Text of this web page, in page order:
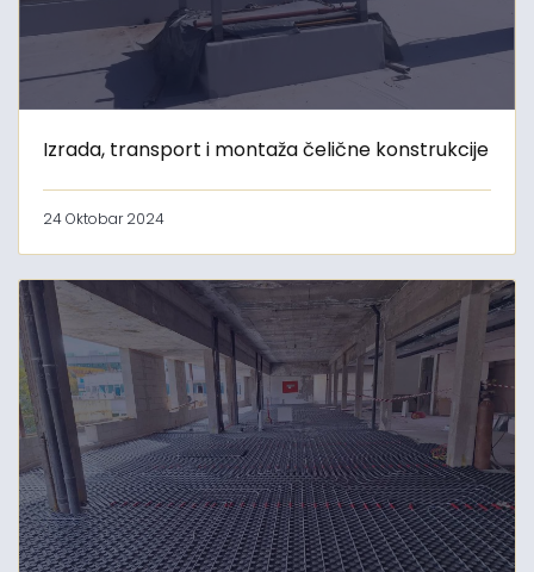
Izrada, transport i montaža čelične konstrukcije
24 Oktobar 2024